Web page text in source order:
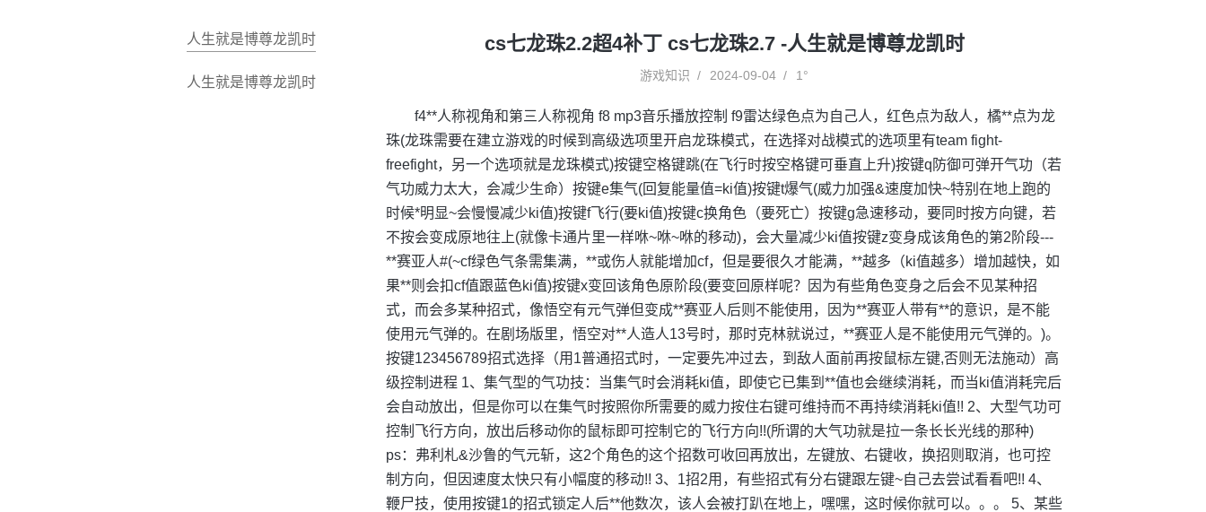
人生就是博尊龙凯时
人生就是博尊龙凯时
cs七龙珠2.2超4补丁 cs七龙珠2.7 -人生就是博尊龙凯时
游戏知识 2024-09-04 1°
f4**人称视角和第三人称视角 f8 mp3音乐播放控制 f9雷达绿色点为自己人，红色点为敌人，橘**点为龙
珠(龙珠需要在建立游戏的时候到高级选项里开启龙珠模式，在选择对战模式的选项里有team fight-
freefight，另一个选项就是龙珠模式)按键空格键跳(在飞行时按空格键可垂直上升)按键q防御可弹开气功（若
气功威力太大，会减少生命）按键e集气(回复能量值=ki值)按键t爆气(威力加强&速度加快~特别在地上跑的
时候*明显~会慢慢减少ki值)按键f飞行(要ki值)按键c换角色（要死亡）按键g急速移动，要同时按方向键，若
不按会变成原地往上(就像卡通片里一样咻~咻~咻的移动)，会大量减少ki值按键z变身成该角色的第2阶段---
**赛亚人#(~cf绿色气条需集满，**或伤人就能增加cf，但是要很久才能满，**越多（ki值越多）增加越快，如
果**则会扣cf值跟蓝色ki值)按键x变回该角色原阶段(要变回原样呢？因为有些角色变身之后会不见某种招
式，而会多某种招式，像悟空有元气弹但变成**赛亚人后则不能使用，因为**赛亚人带有**的意识，是不能
使用元气弹的。在剧场版里，悟空对**人造人13号时，那时克林就说过，**赛亚人是不能使用元气弹的。)。
按键123456789招式选择（用1普通招式时，一定要先冲过去，到敌人面前再按鼠标左键,否则无法施动）高
级控制进程 1、集气型的气功技：当集气时会消耗ki值，即使它已集到**值也会继续消耗，而当ki值消耗完后
会自动放出，但是你可以在集气时按照你所需要的威力按住右键可维持而不再持续消耗ki值!! 2、大型气功可
控制飞行方向，放出后移动你的鼠标即可控制它的飞行方向!!(所谓的大气功就是拉一条长长光线的那种)
ps：弗利札&沙鲁的气元斩，这2个角色的这个招数可收回再放出，左键放、右键收，换招则取消，也可控
制方向，但因速度太快只有小幅度的移动!! 3、1招2用，有些招式有分右键跟左键~自己去尝试看看吧!! 4、
鞭尸技，使用按键1的招式锁定人后**他数次，该人会被打趴在地上，嘿嘿，这时候你就可以。。。 5、某些